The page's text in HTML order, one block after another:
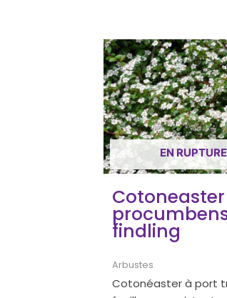
EN
Cotoneaster
findling
Arbustes
Cotonéaster à port